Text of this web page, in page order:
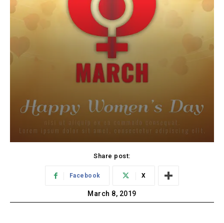
Share post:
Facebook X
March 8, 2019